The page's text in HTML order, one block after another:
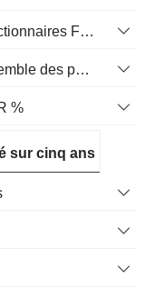
Flux de trésorerie libre pour les actionnaires FCFE, CAGR sur 3 ans
Flux de trésorerie libre pour l’ensemble des pourvoyeurs de fonds (créanciers et actionnaires) FCFF, CAGR sur 3 ans
%
sur cinq ans